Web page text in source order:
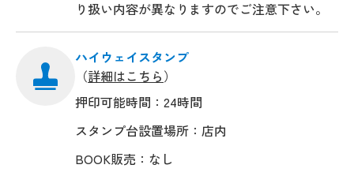
り扱い内容が異なりますのでご注意下さい。
ハイウェイスタンプ
（詳細はこちら）
押印可能時間：24時間
スタンプ台設置場所：店内
BOOK販売：なし